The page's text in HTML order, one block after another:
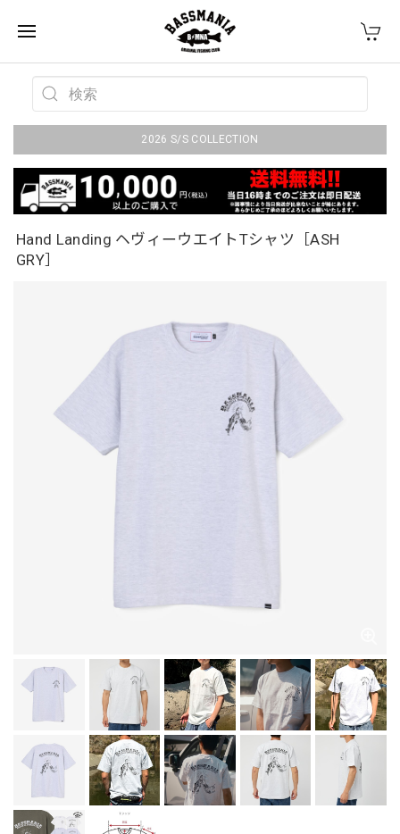
2026 S/S COLLECTION
Hand Landing ヘヴィーウエイトTシャツ［ASH
GRY］